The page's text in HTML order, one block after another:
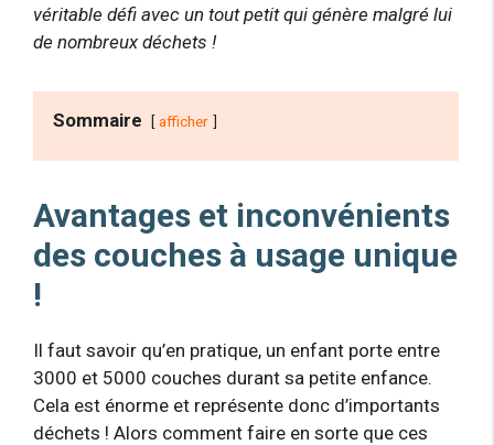
véritable défi avec un tout petit qui génère malgré lui
de nombreux déchets !
Sommaire afficher
Avantages et inconvénients
des couches à usage unique
!
Il faut savoir qu’en pratique, un enfant porte entre
3000 et 5000 couches durant sa petite enfance.
Cela est énorme et représente donc d’importants
déchets ! Alors comment faire en sorte que ces